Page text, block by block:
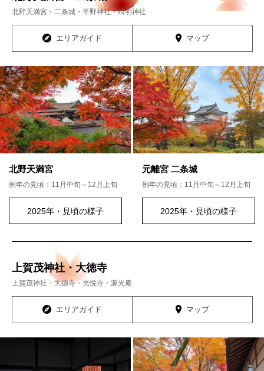
北野天満宮・二条城・平野神社・晴明神社
エリアガイド マップ
北野天満宮
例年の見頃：11月中旬～12月上旬
2025年・見頃の様子
元離宮 二条城
例年の見頃：11月中旬～12月上旬
2025年・見頃の様子
上賀茂神社・大徳寺
上賀茂神社・大徳寺・光悦寺・源光庵
エリアガイド マップ